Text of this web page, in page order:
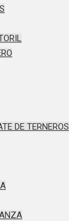
DE TERNEROS